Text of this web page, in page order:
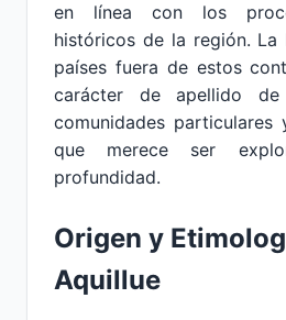
en línea con los
históricos de la región. La
países fuera de estos
carácter de apellido
comunidades particulares
que merece ser
profundidad.
Origen y
Aquillue